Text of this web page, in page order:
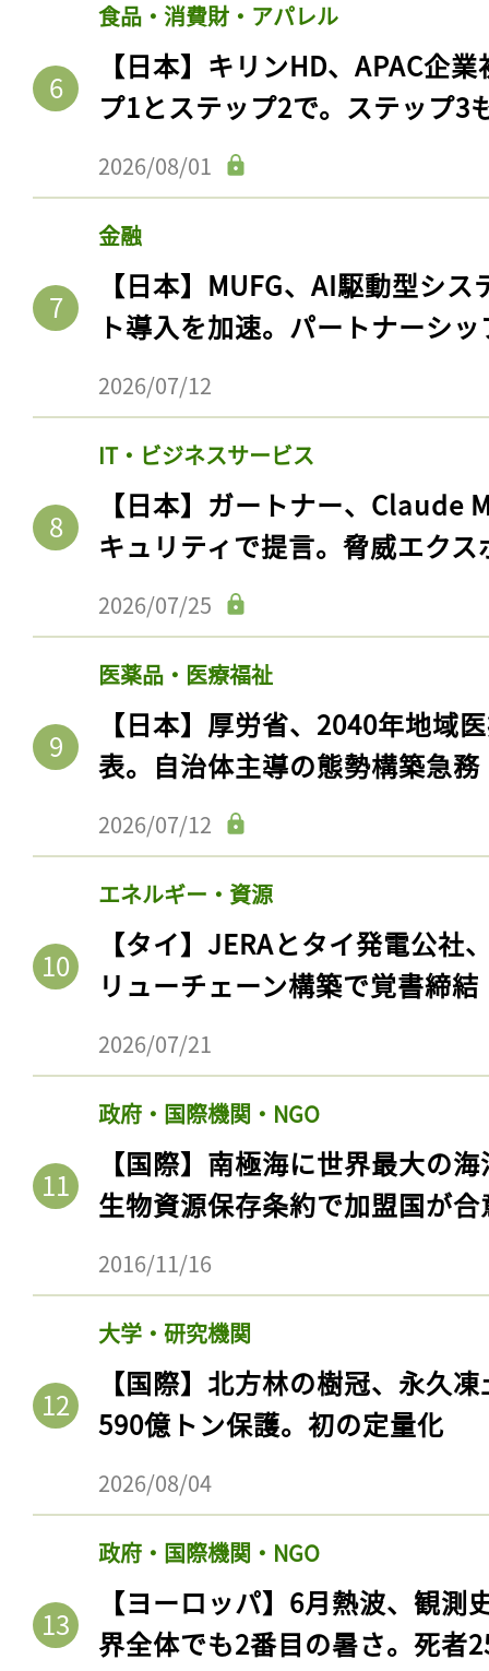
食品・消費財・アパレル
【日本】キリンHD、APAC企
プ1とステップ2で。ステップ3
2026/08/01
金融
【日本】MUFG、AI駆動型シ
ト導入を加速。パートナーシ
2026/07/12
IT・ビジネスサービス
【日本】ガートナー、Claude
キュリティで提言。脅威エク
2026/07/25
医薬品・医療福祉
【日本】厚労省、2040年地域
表。自治体主導の態勢構築急務
2026/07/12
エネルギー・資源
【タイ】JERAとタイ発電公社
リューチェーン構築で覚書締結
2026/07/21
政府・国際機関・NGO
【国際】南極海に世界最大の
生物資源保存条約で加盟国が合
2016/11/16
大学・研究機関
【国際】北方林の樹冠、永久
590億トン保護。初の定量化
2026/08/04
政府・国際機関・NGO
【ヨーロッパ】6月熱波、観
界全体でも2番目の暑さ。死者
記事をお気に入りに
ログインが必
会員登録